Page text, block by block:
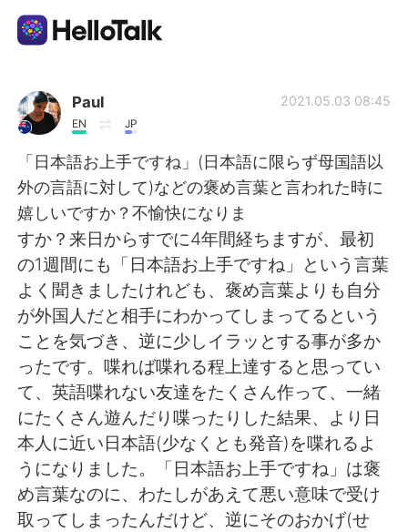
Aplikasi Pertukaran Bahasa
AI Grammar Checker
Indonesia
English 简体中文
繁體中文 Español
العربية Français
Deutsch 日本語
한국어 Русский
ไทย Italiano
Paul
EN JP
2021.05.03 08:45
「日本語お上手ですね」(日本語に限らず母国語以
外の言語に対して)などの褒め言葉と言われた時に
嬉しいですか？不愉快になりま
すか？来日からすでに4年間経ちますが、最初
の1週間にも「日本語お上手ですね」という言葉
よく聞きましたけれども、褒め言葉よりも自分
が外国人だと相手にわかってしまってるという
ことを気づき、逆に少しイラッとする事が多か
ったです。喋れば喋れる程上達すると思ってい
て、英語喋れない友達をたくさん作って、一緒
にたくさん遊んだり喋ったりした結果、より日
本人に近い日本語(少なくとも発音)を喋れるよ
うになりました。「日本語お上手ですね」は褒
め言葉なのに、わたしがあえて悪い意味で受け
取ってしまったんだけど、逆にそのおかげ(せ